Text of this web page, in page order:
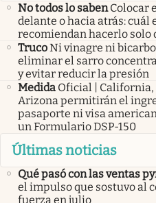
No todos lo saben Colocar
delante o hacia atrás: cuál
recomiendan hacerlo solo
TrucoNi vinagre ni
eliminar el sarro
y evitar reducir la presión
Medida Oficial | California,
Arizona permitirán el
pasaporte ni visa
un Formulario DSP-150
Últimas noticias
Qué pasó con las ventas
el impulso que sostuvo al
fuerza en julio